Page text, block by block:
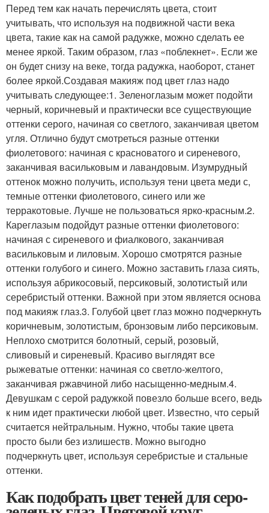
Перед тем как начать перечислять цвета, стоит
учитывать, что используя на подвижной части века
цвета, такие как на самой радужке, можно сделать ее
менее яркой. Таким образом, глаз «поблекнет». Если же
он будет снизу на веке, тогда радужка, наоборот, станет
более яркой.Создавая макияж под цвет глаз надо
учитывать следующее:1. Зеленоглазым может подойти
черный, коричневый и практически все существующие
оттенки серого, начиная со светлого, заканчивая цветом
угля. Отлично будут смотреться разные оттенки
фиолетового: начиная с красноватого и сиреневого,
заканчивая васильковым и лавандовым. Изумрудный
оттенок можно получить, используя тени цвета меди с,
темные оттенки фиолетового, синего или же
терракотовые. Лучше не пользоваться ярко-красным.2.
Кареглазым подойдут разные оттенки фиолетового:
начиная с сиреневого и фиалкового, заканчивая
васильковым и лиловым. Хорошо смотрятся разные
оттенки голубого и синего. Можно заставить глаза сиять,
используя абрикосовый, персиковый, золотистый или
серебристый оттенки. Важной при этом является основа
под макияж глаз.3. Голубой цвет глаз можно подчеркнуть
коричневым, золотистым, бронзовым либо персиковым.
Неплохо смотрится болотный, серый, розовый,
сливовый и сиреневый. Красиво выглядят все
рыжеватые оттенки: начиная со светло-желтого,
заканчивая ржавчиной либо насыщенно-медным.4.
Девушкам с серой радужкой повезло больше всего, ведь
к ним идет практически любой цвет. Известно, что серый
считается нейтральным. Нужно, чтобы такие цвета
просто были без излишеств. Можно выгодно
подчеркнуть цвет, используя серебристые и стальные
оттенки.
Как подобрать цвет теней для серо-